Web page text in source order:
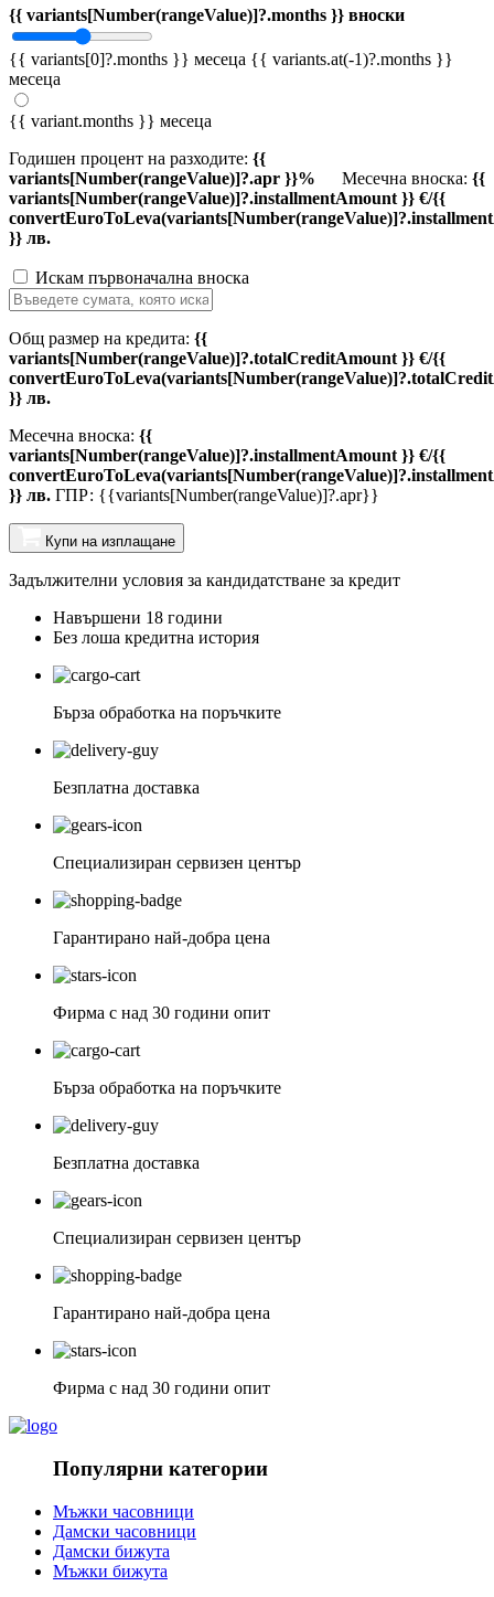
{{ variants[Number(rangeValue)]?.months }} вноски
{{ variants[0]?.months }} месеца {{ variants.at(-1)?.months }}
месеца
{{ variant.months }} месеца
Годишен процент на разходите: {{
variants[Number(rangeValue)]?.apr }}%
Месечна вноска: {{
variants[Number(rangeValue)]?.installmentAmount }} €/{{
}} лв.
Искам първоначална вноска
Общ размер на кредита: {{
variants[Number(rangeValue)]?.totalCreditAmount }} €/{{
}} лв.
Месечна вноска: {{
variants[Number(rangeValue)]?.installmentAmount }} €/{{
}} лв. ГПР: {{variants[Number(rangeValue)]?.apr}}
Купи на изплащане
Задължителни условия за кандидатстване за кредит
Навършени 18 години
Без лоша кредитна история
Бърза обработка на поръчките
Безплатна доставка
Специализиран сервизен център
Гарантирано най-добра цена
Фирма с над 30 години опит
Бърза обработка на поръчките
Безплатна доставка
Специализиран сервизен център
Гарантирано най-добра цена
Фирма с над 30 години опит
Популярни категории
Мъжки часовници
Дамски часовници
Дамски бижута
Мъжки бижута